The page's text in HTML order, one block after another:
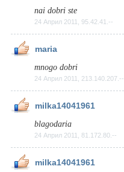
nai dobri ste
24 Април 2011, 95.42.41.--
maria
mnogo dobri
24 Април 2011, 213.140.207.--
milka14041961
blagodaria
24 Април 2011, 81.172.80.--
milka14041961